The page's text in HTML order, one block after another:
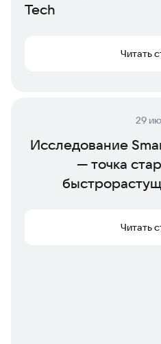
Tech
Читать
29
Исследование
— точка
Читать